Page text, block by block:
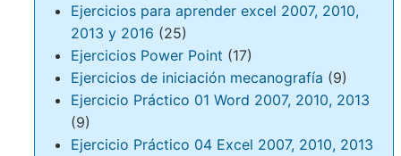
Ejercicios para aprender excel 2007, 2010,
2013 y 2016 (25)
Ejercicios Power Point (17)
Ejercicios de iniciación mecanografía (9)
Ejercicio Práctico 01 Word 2007, 2010, 2013
(9)
Ejercicio Práctico 04 Excel 2007, 2010, 2013